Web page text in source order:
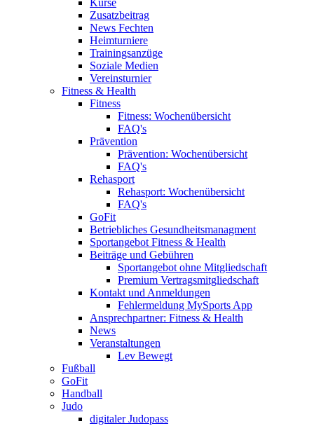
Zusatzbeitrag
News Fechten
Heimturniere
Trainingsanzüge
Soziale Medien
Vereinsturnier
Fitness & Health
Fitness
Fitness: Wochenübersicht
FAQ's
Prävention
Prävention: Wochenübersicht
FAQ's
Rehasport
Rehasport: Wochenübersicht
FAQ's
GoFit
Betriebliches Gesundheitsmanagment
Sportangebot Fitness & Health
Beiträge und Gebühren
Sportangebot ohne Mitgliedschaft
Premium Vertragsmitgliedschaft
Kontakt und Anmeldungen
Fehlermeldung MySports App
Ansprechpartner: Fitness & Health
News
Veranstaltungen
Lev Bewegt
Fußball
GoFit
Handball
Judo
digitaler Judopass